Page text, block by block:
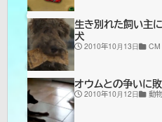
2007
年6月
25日
2021
年7月
16日 更
新
CM|
生き別れた飼い主
犬
2010年10月13日 CM
オウムとの争いに
2010年10月12日 動